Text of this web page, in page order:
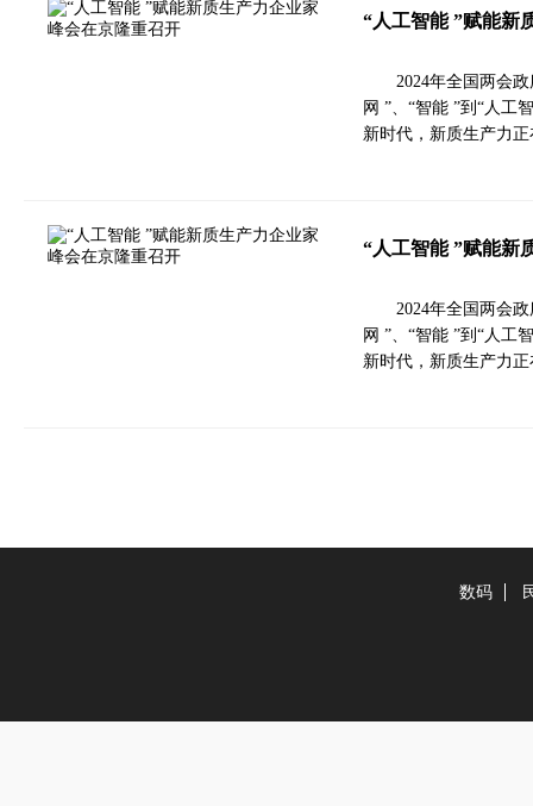
“人工智能 ”赋能新
2024年全国两会
网 ”、“智能 ”到“人工
新时代，新质生产力
“人工智能 ”赋能新
2024年全国两会
网 ”、“智能 ”到“人工
新时代，新质生产力
数码